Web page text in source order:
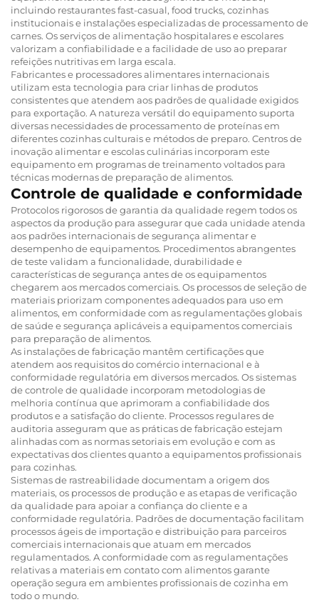
incluindo restaurantes fast-casual, food trucks, cozinhas
institucionais e instalações especializadas de processamento de
carnes. Os serviços de alimentação hospitalares e escolares
valorizam a confiabilidade e a facilidade de uso ao preparar
refeições nutritivas em larga escala.
Fabricantes e processadores alimentares internacionais
utilizam esta tecnologia para criar linhas de produtos
consistentes que atendem aos padrões de qualidade exigidos
para exportação. A natureza versátil do equipamento suporta
diversas necessidades de processamento de proteínas em
diferentes cozinhas culturais e métodos de preparo. Centros de
inovação alimentar e escolas culinárias incorporam este
equipamento em programas de treinamento voltados para
técnicas modernas de preparação de alimentos.
Controle de qualidade e conformidade
Protocolos rigorosos de garantia da qualidade regem todos os
aspectos da produção para assegurar que cada unidade atenda
aos padrões internacionais de segurança alimentar e
desempenho de equipamentos. Procedimentos abrangentes
de teste validam a funcionalidade, durabilidade e
características de segurança antes de os equipamentos
chegarem aos mercados comerciais. Os processos de seleção de
materiais priorizam componentes adequados para uso em
alimentos, em conformidade com as regulamentações globais
de saúde e segurança aplicáveis a equipamentos comerciais
para preparação de alimentos.
As instalações de fabricação mantêm certificações que
atendem aos requisitos do comércio internacional e à
conformidade regulatória em diversos mercados. Os sistemas
de controle de qualidade incorporam metodologias de
melhoria contínua que aprimoram a confiabilidade dos
produtos e a satisfação do cliente. Processos regulares de
auditoria asseguram que as práticas de fabricação estejam
alinhadas com as normas setoriais em evolução e com as
expectativas dos clientes quanto a equipamentos profissionais
para cozinhas.
Sistemas de rastreabilidade documentam a origem dos
materiais, os processos de produção e as etapas de verificação
da qualidade para apoiar a confiança do cliente e a
conformidade regulatória. Padrões de documentação facilitam
processos ágeis de importação e distribuição para parceiros
comerciais internacionais que atuam em mercados
regulamentados. A conformidade com as regulamentações
relativas a materiais em contato com alimentos garante
operação segura em ambientes profissionais de cozinha em
todo o mundo.